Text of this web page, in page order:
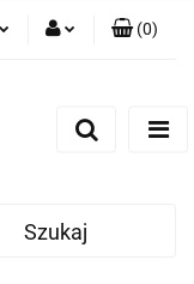
(0)
Szukaj